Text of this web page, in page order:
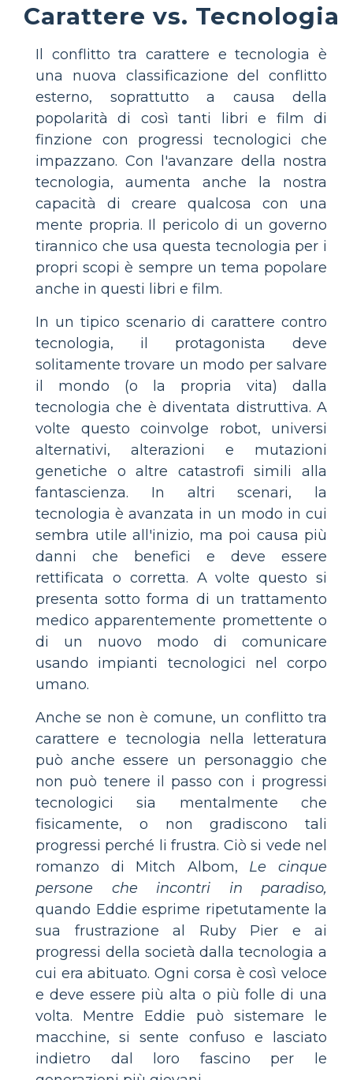
Carattere vs. Tecnologia
Il conflitto tra carattere e tecnologia è
una nuova classificazione del conflitto
esterno, soprattutto a causa della
popolarità di così tanti libri e film di
finzione con progressi tecnologici che
impazzano. Con l'avanzare della nostra
tecnologia, aumenta anche la nostra
capacità di creare qualcosa con una
mente propria. Il pericolo di un governo
tirannico che usa questa tecnologia per i
propri scopi è sempre un tema popolare
anche in questi libri e film.
In un tipico scenario di carattere contro
tecnologia, il protagonista deve
solitamente trovare un modo per salvare
il mondo (o la propria vita) dalla
tecnologia che è diventata distruttiva. A
volte questo coinvolge robot, universi
alternativi, alterazioni e mutazioni
genetiche o altre catastrofi simili alla
fantascienza. In altri scenari, la
tecnologia è avanzata in un modo in cui
sembra utile all'inizio, ma poi causa più
danni che benefici e deve essere
rettificata o corretta. A volte questo si
presenta sotto forma di un trattamento
medico apparentemente promettente o
di un nuovo modo di comunicare
usando impianti tecnologici nel corpo
umano.
Anche se non è comune, un conflitto tra
carattere e tecnologia nella letteratura
può anche essere un personaggio che
non può tenere il passo con i progressi
tecnologici sia mentalmente che
fisicamente, o non gradiscono tali
progressi perché li frustra. Ciò si vede nel
romanzo di Mitch Albom, Le cinque
persone che incontri in paradiso,
quando Eddie esprime ripetutamente la
sua frustrazione al Ruby Pier e ai
progressi della società dalla tecnologia a
cui era abituato. Ogni corsa è così veloce
e deve essere più alta o più folle di una
volta. Mentre Eddie può sistemare le
macchine, si sente confuso e lasciato
indietro dal loro fascino per le